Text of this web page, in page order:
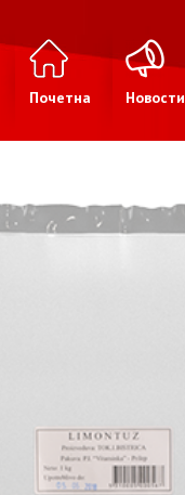
Почетна Новости